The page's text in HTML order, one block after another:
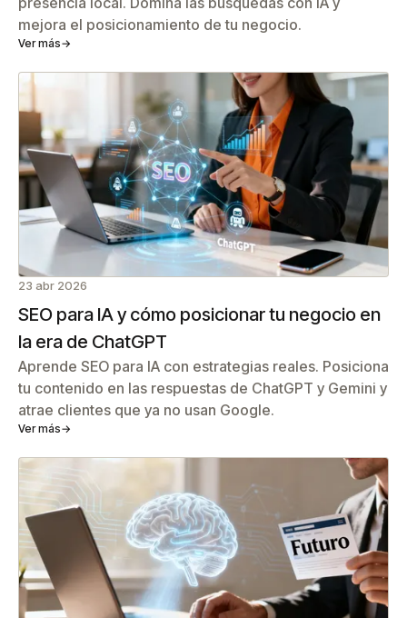
mejora el posicionamiento de tu negocio.
Ver más→
23 abr 2026
SEO para IA y cómo posicionar tu negocio en
la era de ChatGPT
Aprende SEO para IA con estrategias reales. Posiciona
tu contenido en las respuestas de ChatGPT y Gemini y
atrae clientes que ya no usan Google.
Ver más→